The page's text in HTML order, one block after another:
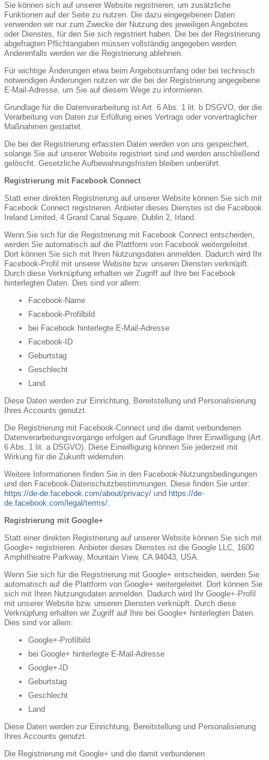
Sie können sich auf unserer Website registrieren, um zusätzliche
Funktionen auf der Seite zu nutzen. Die dazu eingegebenen Daten
verwenden wir nur zum Zwecke der Nutzung des jeweiligen Angebotes
oder Dienstes, für den Sie sich registriert haben. Die bei der Registrierung
abgefragten Pflichtangaben müssen vollständig angegeben werden.
Anderenfalls werden wir die Registrierung ablehnen.
Für wichtige Änderungen etwa beim Angebotsumfang oder bei technisch
notwendigen Änderungen nutzen wir die bei der Registrierung angegebene
E-Mail-Adresse, um Sie auf diesem Wege zu informieren.
Grundlage für die Datenverarbeitung ist Art. 6 Abs. 1 lit. b DSGVO, der die
Verarbeitung von Daten zur Erfüllung eines Vertrags oder vorvertraglicher
Maßnahmen gestattet.
Die bei der Registrierung erfassten Daten werden von uns gespeichert,
solange Sie auf unserer Website registriert sind und werden anschließend
gelöscht. Gesetzliche Aufbewahrungsfristen bleiben unberührt.
Registrierung mit Facebook Connect
Statt einer direkten Registrierung auf unserer Website können Sie sich mit
Facebook Connect registrieren. Anbieter dieses Dienstes ist die Facebook
Ireland Limited, 4 Grand Canal Square, Dublin 2, Irland.
Wenn Sie sich für die Registrierung mit Facebook Connect entscheiden,
werden Sie automatisch auf die Plattform von Facebook weitergeleitet.
Dort können Sie sich mit Ihren Nutzungsdaten anmelden. Dadurch wird Ihr
Facebook-Profil mit unserer Website bzw. unseren Diensten verknüpft.
Durch diese Verknüpfung erhalten wir Zugriff auf Ihre bei Facebook
hinterlegten Daten. Dies sind vor allem:
Facebook-Name
Facebook-Profilbild
bei Facebook hinterlegte E-Mail-Adresse
Facebook-ID
Geburtstag
Geschlecht
Land
Diese Daten werden zur Einrichtung, Bereitstellung und Personalisierung
Ihres Accounts genutzt.
Die Registrierung mit Facebook-Connect und die damit verbundenen
Datenverarbeitungsvorgänge erfolgen auf Grundlage Ihrer Einwilligung (Art.
6 Abs. 1 lit. a DSGVO). Diese Einwilligung können Sie jederzeit mit
Wirkung für die Zukunft widerrufen.
Weitere Informationen finden Sie in den Facebook-Nutzungsbedingungen
und den Facebook-Datenschutzbestimmungen. Diese finden Sie unter:
https://de-de.facebook.com/about/privacy/ und https://de-
de.facebook.com/legal/terms/.
Registrierung mit Google+
Statt einer direkten Registrierung auf unserer Website können Sie sich mit
Google+ registrieren. Anbieter dieses Dienstes ist die Google LLC, 1600
Amphitheatre Parkway, Mountain View, CA 94043, USA.
Wenn Sie sich für die Registrierung mit Google+ entscheiden, werden Sie
automatisch auf die Plattform von Google+ weitergeleitet. Dort können Sie
sich mit Ihren Nutzungsdaten anmelden. Dadurch wird Ihr Google+-Profil
mit unserer Website bzw. unseren Diensten verknüpft. Durch diese
Verknüpfung erhalten wir Zugriff auf Ihre bei Google+ hinterlegten Daten.
Dies sind vor allem:
Google+-Profilbild
bei Google+ hinterlegte E-Mail-Adresse
Google+-ID
Geburtstag
Geschlecht
Land
Diese Daten werden zur Einrichtung, Bereitstellung und Personalisierung
Ihres Accounts genutzt.
Die Registrierung mit Google+ und die damit verbundenen